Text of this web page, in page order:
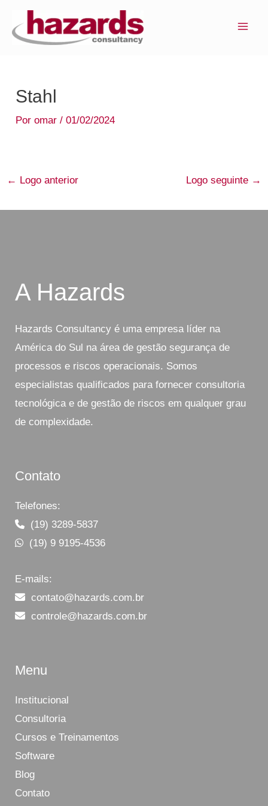
para
Stahl
Poromar/01/02/2024
← Logo anterior Logo seguinte →
A Hazards
Hazards Consultancy é uma empresa líder na
América do Sul na área de gestão segurança de
processos e riscos operacionais. Somos
especialistas qualificados para fornecer consultoria
tecnológica e de gestão de riscos em qualquer grau
de complexidade.
Contato
Telefones:
(19) 3289-5837
(19) 9 9195-4536
E-mails:
contato@hazards.com.br
controle@hazards.com.br
Menu
Institucional
Consultoria
Cursos e Treinamentos
Software
Blog
Contato